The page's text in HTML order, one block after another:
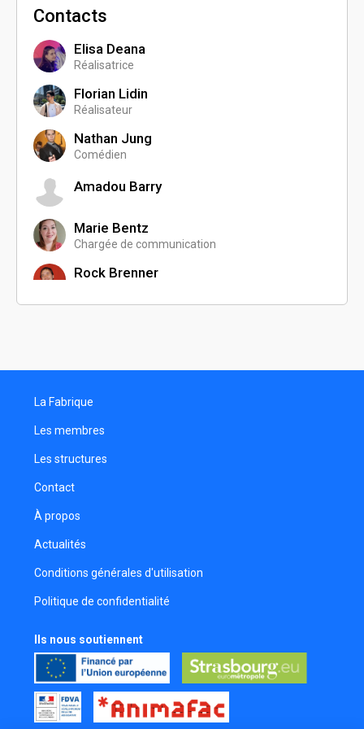
Contacts
Elisa Deana
Réalisatrice
Florian Lidin
Réalisateur
Nathan Jung
Comédien
Amadou Barry
Marie Bentz
Chargée de communication
Rock Brenner
Julien Party
Cadreur
Yann Petit-Pierre
Antonin Lang
Comédien
Natalia Bohn
Romain Wagner
Motion designer
Frederique Koerper
Comédienne
Elise Marie
La Fabrique
Les membres
Les structures
Contact
À propos
Actualités
Conditions générales d'utilisation
Politique de confidentialité
Ils nous soutiennent